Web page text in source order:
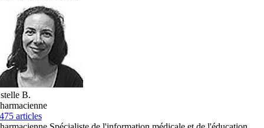
B.
articles